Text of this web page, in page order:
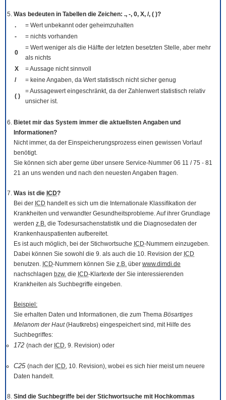
Was bedeuten in Tabellen die Zeichen: ., -, 0, X, /, ( )?
.
= Wert unbekannt oder geheimzuhalten
-
= nichts vorhanden
0
= Wert weniger als die Hälfte der letzten besetzten Stelle, aber mehr
als nichts
X
= Aussage nicht sinnvoll
/
= keine Angaben, da Wert statistisch nicht sicher genug
( )
= Aussagewert eingeschränkt, da der Zahlenwert statistisch relativ
unsicher ist.
Bietet mir das System immer die aktuellsten Angaben und
Informationen?
Nicht immer, da der Einspeicherungsprozess einen gewissen Vorlauf
benötigt.
Sie können sich aber gerne über unsere Service-Nummer 06 11 / 75 - 81
21 an uns wenden und nach den neuesten Angaben fragen.
Was ist die ICD?
Bei der ICD handelt es sich um die Internationale Klassifikation der
Krankheiten und verwandter Gesundheitsprobleme. Auf ihrer Grundlage
werden z.B. die Todesursachenstatistik und die Diagnosedaten der
Krankenhauspatienten aufbereitet.
Es ist auch möglich, bei der Stichwortsuche ICD-Nummern einzugeben.
Dabei können Sie sowohl die 9. als auch die 10. Revision der ICD
benutzen. ICD-Nummern können Sie z.B. über www.dimdi.de
nachschlagen bzw. die ICD-Klartexte der Sie interessierenden
Krankheiten als Suchbegriffe eingeben.
Beispiel:
Sie erhalten Daten und Informationen, die zum Thema Bösartiges
Melanom der Haut(Hautkrebs) eingespeichert sind, mit Hilfe des
Suchbegriffes:
172 (nach der ICD, 9. Revision) oder
C25 (nach der ICD, 10. Revision), wobei es sich hier meist um neuere
Daten handelt.
Sind die Suchbegriffe bei der Stichwortsuche mit Hochkommas